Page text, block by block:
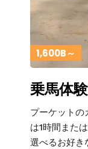
1,600B～
乗馬体
プーケットの
は1時間また
選べるお好き